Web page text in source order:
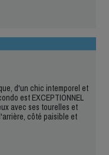
d'un chic intemporel et
est EXCEPTIONNEL
avec ses tourelles et
côté paisible et